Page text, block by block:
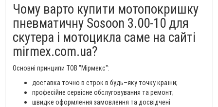
Чому варто купити мотопокришку
пневматичну Sosoon 3.00-10 для
скутера і мотоцикла саме на сайті
mirmex.com.ua?
Основні принципи ТОВ "Мірмекс":
доставка точно в строк в будь–яку точку країни;
професійне сервісне обслуговування та ремонт;
швидке оформлення замовлення та досвідчені